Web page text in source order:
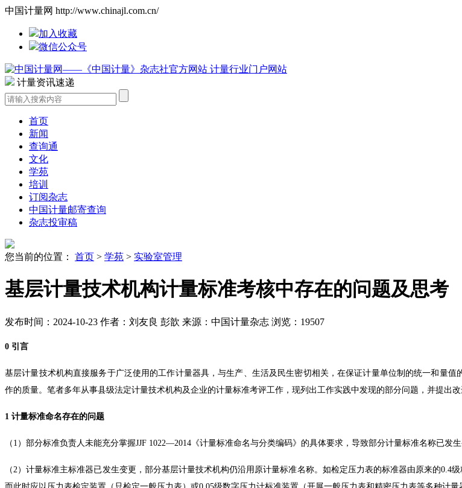
中国计量网 http://www.chinajl.com.cn/
加入收藏
微信公众号
计量资讯速递
首页
新闻
查询通
文化
学苑
培训
订阅杂志
中国计量邮寄查询
杂志投审稿
您当前的位置： 首页 > 学苑 > 实验室管理
基层计量技术机构计量标准考核中存在的问题及思考
发布时间：2024-10-23 作者：刘友良 彭歆 来源：中国计量杂志 浏览：19507
0 引言
基层计量技术机构直接服务于广泛使用的工作计量器具，与生产、生活及民生密切相关，在保证计量单位制的统一和量
作的质量。笔者多年从事县级法定计量技术机构及企业的计量标准考评工作，现列出工作实践中发现的部分问题，并提出改
1 计量标准命名存在的问题
（1）部分标准负责人未能充分掌握JJF 1022—2014《计量标准命名与分类编码》的具体要求，导致部分计量标准名称已发
（2）计量标准主标准器已发生变更，部分基层计量技术机构仍沿用原计量标准名称。如检定压力表的标准器由原来的0.4